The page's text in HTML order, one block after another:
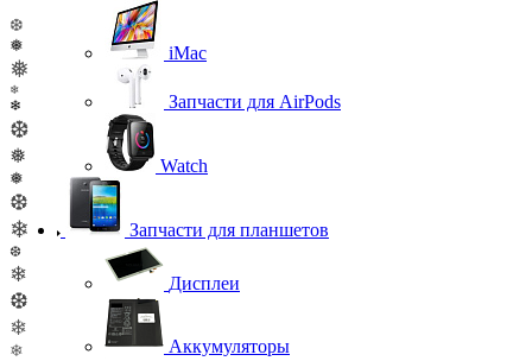
❆
❅
❅
❄
❄
❆
❅
❅
❆
❄
❆
❄
❆
❄
❄
iMac
Запчасти для AirPods
Watch
Запчасти для планшетов
Дисплеи
Аккумуляторы